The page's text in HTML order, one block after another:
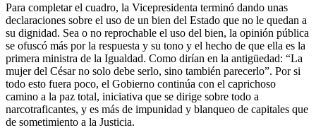
Para completar el cuadro, la Vicepresidenta terminó dando unas
declaraciones sobre el uso de un bien del Estado que no le quedan a
su dignidad. Sea o no reprochable el uso del bien, la opinión pública
se ofuscó más por la respuesta y su tono y el hecho de que ella es la
primera ministra de la Igualdad. Como dirían en la antigüedad: “La
mujer del César no solo debe serlo, sino también parecerlo”. Por si
todo esto fuera poco, el Gobierno continúa con el caprichoso
camino a la paz total, iniciativa que se dirige sobre todo a
narcotraficantes, y es más de impunidad y blanqueo de capitales que
de sometimiento a la Justicia.